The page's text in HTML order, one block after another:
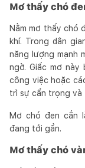
Mơ thấy chó
Nằm mơ thấy chó
khí. Trong dân
năng lượng mạnh
ngờ. Giấc mơ
công việc hoặc
trì sự cẩn trọng và
Mơ chó đen cắn
đang tới gần.
Mơ thấy chó